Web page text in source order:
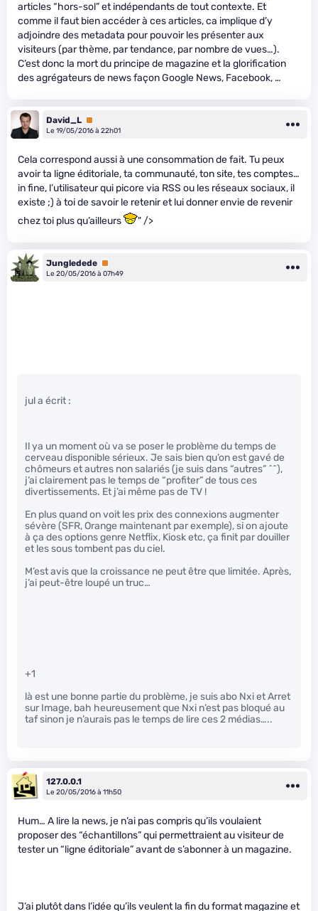
articles “hors-sol” et indépendants de tout contexte. Et
comme il faut bien accéder à ces articles, ca implique d’y
adjoindre des metadata pour pouvoir les présenter aux
visiteurs (par thème, par tendance, par nombre de vues…).
C’est donc la mort du principe de magazine et la glorification
des agrégateurs de news façon Google News, Facebook, …
David_L Premium
Le 19/05/2016 à 22h01
Cela correspond aussi à une consommation de fait. Tu peux
avoir ta ligne éditoriale, ta communauté, ton site, tes comptes…
in fine, l’utilisateur qui picore via RSS ou les réseaux sociaux, il
existe ;) à toi de savoir le retenir et lui donner envie de revenir
chez toi plus qu’ailleurs
" />
Jungledede Premium
Le 20/05/2016 à 07h49
jul a écrit :
Il ya un moment où va se poser le problème du temps de
cerveau disponible sérieux. Je sais bien qu’on est gavé de
chômeurs et autres non salariés (je suis dans “autres” ^^),
j’ai clairement pas le temps de “profiter” de tous ces
divertissements. Et j’ai même pas de TV !
En plus quand on voit les prix des connexions augmenter
sévère (SFR, Orange maintenant par exemple), si on ajoute
à ça des options genre Netflix, Kiosk etc, ça finit par douiller
et les sous tombent pas du ciel.
M’est avis que la croissance ne peut être que limitée. Après,
j’ai peut-être loupé un truc…
+1
là est une bonne partie du problème, je suis abo Nxi et Arret
sur Image, bah heureusement que Nxi n’est pas bloqué au
taf sinon je n’aurais pas le temps de lire ces 2 médias…..
127.0.0.1
Le 20/05/2016 à 11h50
Hum… A lire la news, je n’ai pas compris qu’ils voulaient
proposer des “échantillons” qui permettraient au visiteur de
tester un “ligne éditoriale” avant de s’abonner à un magazine.
J’ai plutôt dans l’idée qu’ils veulent la fin du format magazine et